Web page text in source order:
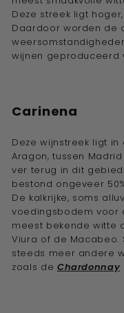
Deze streek ligt
Daardoor worden de
wijnen geproduceerd
Carinena
Deze wijnstreek ligt
Aragon, tussen
ver terug in dit
bestond ongeveer
De kalkrijke, soms
voedingsbodem voor
meest bekende witte
Viura of de Macabeo.
steeds meer andere
zoals de Chardonnay